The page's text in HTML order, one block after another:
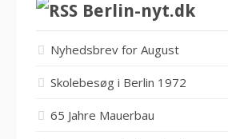
Berlin-nyt.dk
Nyhedsbrev for August
Skolebesøg i Berlin 1972
65 Jahre Mauerbau